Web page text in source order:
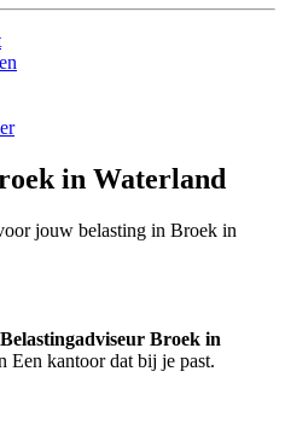
in Waterland
jouw belasting in Broek in
Belastingadviseur Broek in
Een kantoor dat bij je past.